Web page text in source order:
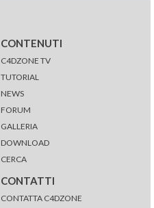
CONTENUTI
C4DZONE TV
TUTORIAL
NEWS
FORUM
GALLERIA
DOWNLOAD
CERCA
CONTATTI
CONTATTA C4DZONE